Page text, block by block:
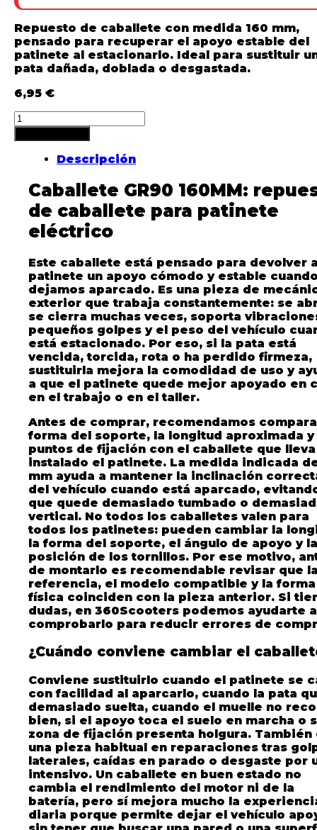
Repuesto de caballete con medida 160 mm,
pensado para recuperar el apoyo estable del
patinete al estacionarlo. Ideal para sustituir
pata dañada, doblada o desgastada.
6,95 €
Descripción
Caballete GR90 160MM:
de caballete para patinete
eléctrico
Este caballete está pensado para devolver
patinete un apoyo cómodo y estable
dejamos aparcado. Es una pieza de
exterior que trabaja constantemente: se
se cierra muchas veces, soporta
pequeños golpes y el peso del vehículo
está estacionado. Por eso, si la pata está
vencida, torcida, rota o ha perdido firmeza,
sustituirla mejora la comodidad de uso y
a que el patinete quede mejor apoyado en
en el trabajo o en el taller.
Antes de comprar, recomendamos
forma del soporte, la longitud aproximada y
puntos de fijación con el caballete que lleva
instalado el patinete. La medida indicada
mm ayuda a mantener la inclinación
del vehículo cuando está aparcado,
que quede demasiado tumbado o
vertical. No todos los caballetes valen para
todos los patinetes: pueden cambiar la
la forma del soporte, el ángulo de apoyo y la
posición de los tornillos. Por ese motivo,
de montarlo es recomendable revisar que
referencia, el modelo compatible y la forma
física coinciden con la pieza anterior. Si
dudas, en 360Scooters podemos ayudarte a
comprobarlo para reducir errores de
¿Cuándo conviene cambiar el
Conviene sustituirlo cuando el patinete se
con facilidad al aparcarlo, cuando la pata
demasiado suelta, cuando el muelle no
bien, si el apoyo toca el suelo en marcha o
zona de fijación presenta holgura. También
una pieza habitual en reparaciones tras
laterales, caídas en parado o desgaste por
intensivo. Un caballete en buen estado no
cambia el rendimiento del motor ni de la
batería, pero sí mejora mucho la
diaria porque permite dejar el vehículo